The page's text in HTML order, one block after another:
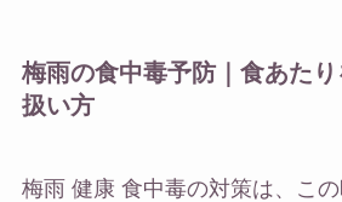
梅雨の食中毒予防｜食あた
扱い方
梅雨 健康 食中毒の対策は、こ